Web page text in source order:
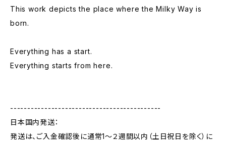
This work depicts the place where the Milky Way is
born.
Everything has a start.
Everything starts from here.
--------------------------------------------
日本国内発送：
発送は、ご入金確認後に通常1〜２週間以内（土日祝日を除く）に